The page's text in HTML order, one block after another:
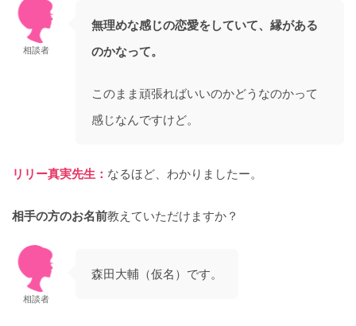
相談者
無理めな感じの恋愛をしていて、縁がある
のかなって。
このまま頑張ればいいのかどうなのかって
感じなんですけど。
リリー真実先生： なるほど、わかりましたー。
相手の方のお名前教えていただけますか？
相談者
森田大輔（仮名）です。